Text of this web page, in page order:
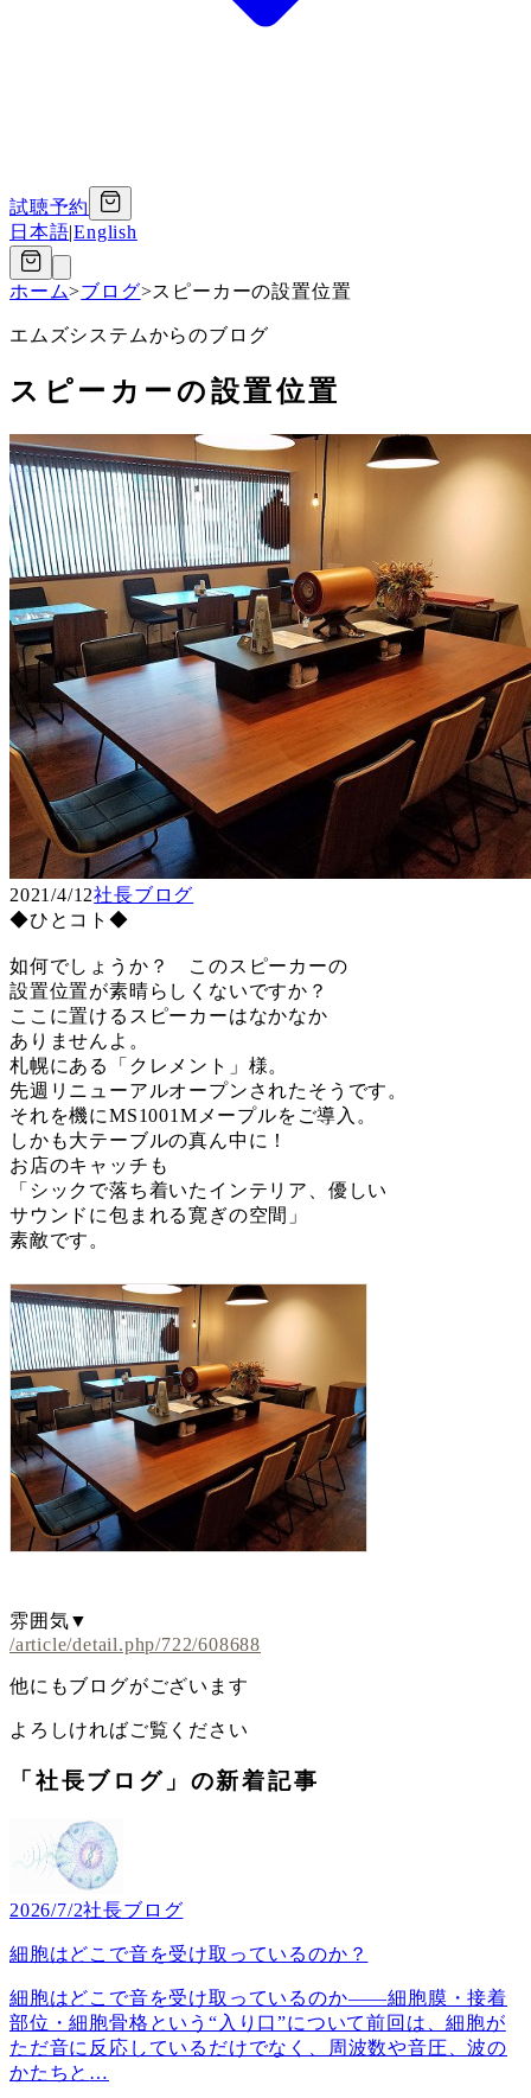
試聴予約
日本語|English
ホーム>ブログ>スピーカーの設置位置
エムズシステムからのブログ
スピーカーの設置位置
2021/4/12社長ブログ
◆ひとコト◆
如何でしょうか？ このスピーカーの
設置位置が素晴らしくないですか？
ここに置けるスピーカーはなかなか
ありませんよ。
札幌にある「クレメント」様。
先週リニューアルオープンされたそうです。
それを機にMS1001Mメープルをご導入。
しかも大テーブルの真ん中に！
お店のキャッチも
「シックで落ち着いたインテリア、優しい
サウンドに包まれる寛ぎの空間」
素敵です。
雰囲気▼
/article/detail.php/722/608688
他にもブログがございます
よろしければご覧ください
「社長ブログ」の新着記事
2026/7/2社長ブログ
細胞はどこで音を受け取っているのか？
細胞はどこで音を受け取っているのか――細胞膜・接着
部位・細胞骨格という“入り口”について前回は、細胞が
ただ音に反応しているだけでなく、周波数や音圧、波の
かたちと …